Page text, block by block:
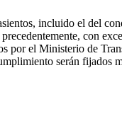
incluido el del
con
por el Ministerio de
serán fijados